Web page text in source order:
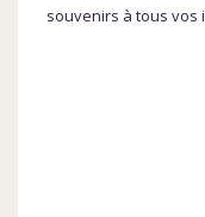
souvenirs à tous vos